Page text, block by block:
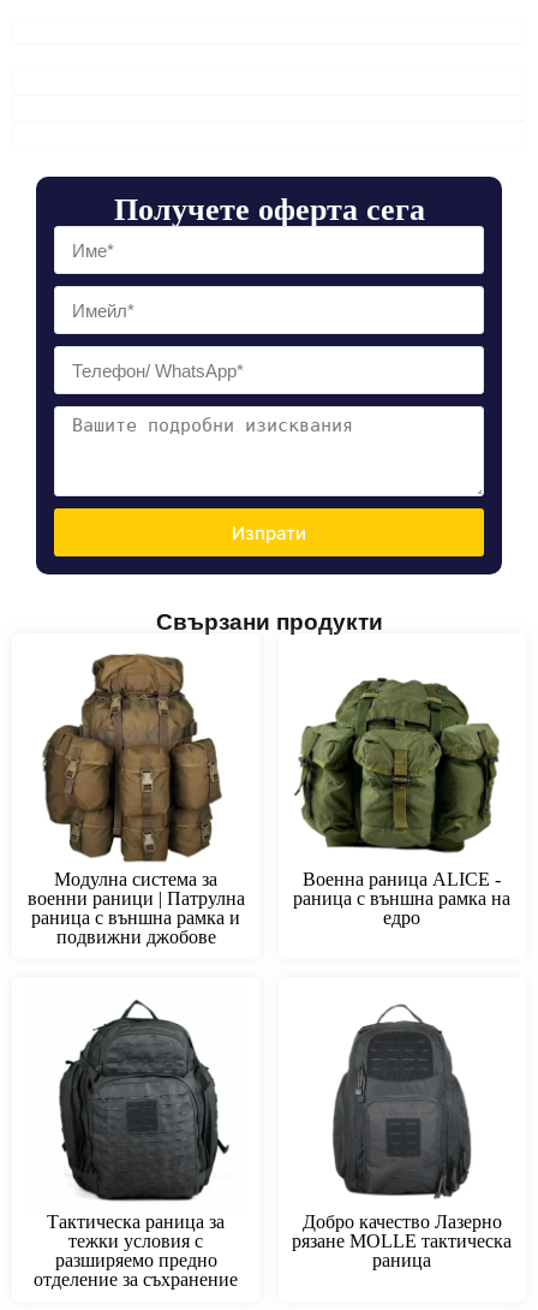
Получете оферта сега
Изпрати
Свързани продукти
Модулна система за
военни раници | Патрулна
раница с външна рамка и
подвижни джобове
Военна раница ALICE -
раница с външна рамка на
едро
Тактическа раница за
тежки условия с
разширяемо предно
отделение за съхранение
Добро качество Лазерно
рязане MOLLE тактическа
раница